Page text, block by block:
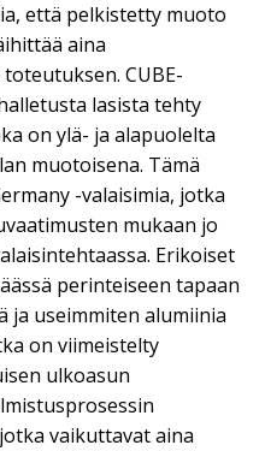
että pelkistetty muoto
aina
CUBE-
lasista tehty
on ylä- ja alapuolelta
muotoisena. Tämä
-valaisimia, jotka
mukaan jo
Erikoiset
perinteiseen tapaan
ja useimmiten alumiinia
on viimeistelty
ulkoasun
vaikuttavat aina